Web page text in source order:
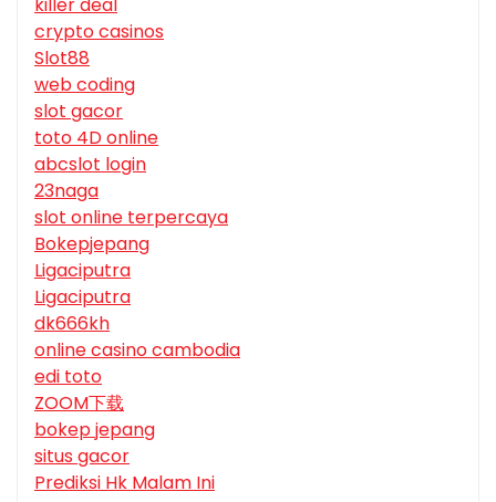
killer deal
crypto casinos
Slot88
web coding
slot gacor
toto 4D online
abcslot login
23naga
slot online terpercaya
Bokepjepang
Ligaciputra
Ligaciputra
dk666kh
online casino cambodia
edi toto
ZOOM下载
bokep jepang
situs gacor
Prediksi Hk Malam Ini